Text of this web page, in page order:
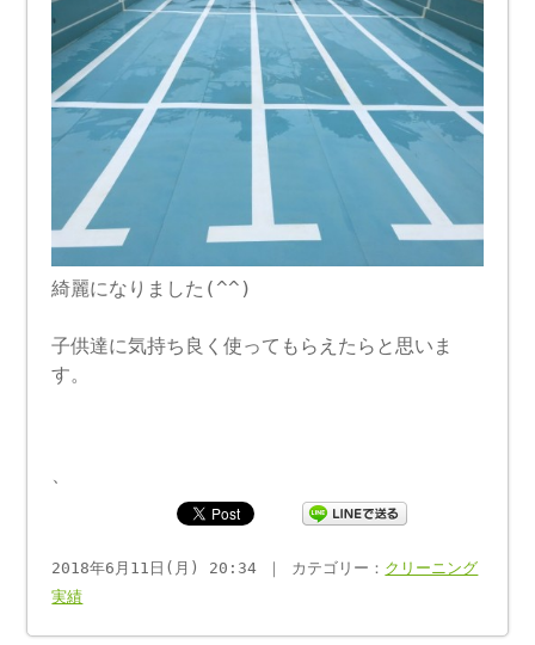
綺麗になりました(^^)
子供達に気持ち良く使ってもらえたらと思いま
す。
2018年6月11日(月) 20:34 ｜ カテゴリー： クリーニング
実績